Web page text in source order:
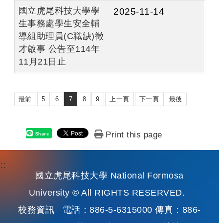
國立虎尾科技大學學
生事務處學生安全輔
導組助理員(C職缺)徵
才啟事 公告至114年
11月21日止
2025-11-14
最前 5 6 7 8 9 上一頁 下一頁 最後
Share Print this page
國立虎尾科技大學 National Formosa
University © All RIGHTS RESERVED.
校務資訊 電話：886-5-6315000 傳真：886-